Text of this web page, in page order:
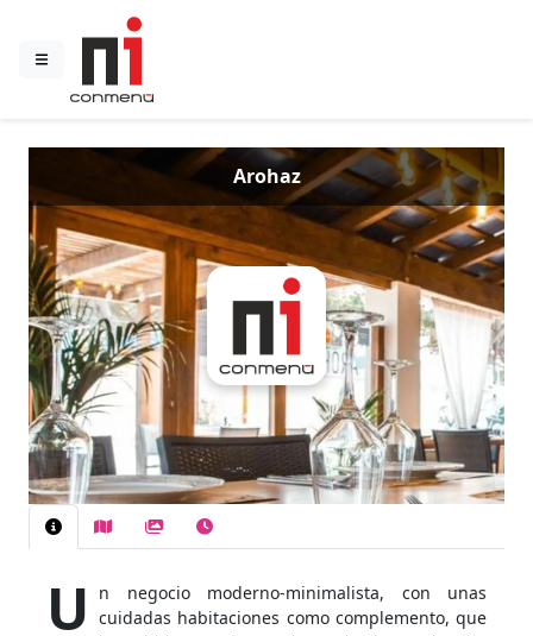
Arohaz
U
n negocio moderno-minimalista, con unas
cuidadas habitaciones como complemento, que